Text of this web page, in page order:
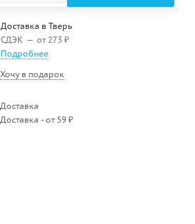
Доставка в Тверь
СДЭК — от 273 ₽
Подробнее
Хочу в подарок
Доставка
Доставка - от 59 ₽